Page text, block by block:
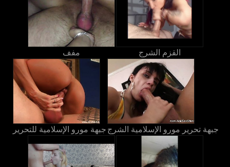
مفف القزم الشرج
جبهة مورو الإسلامية للتحرير جبهة تحرير مورو الإسلامية الشرج